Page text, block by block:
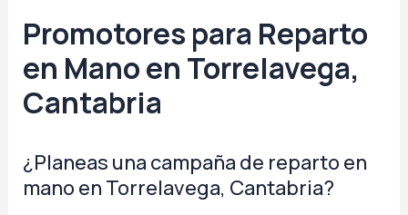
Promotores para Reparto
en Mano en Torrelavega,
Cantabria
¿Planeas una campaña de reparto en
mano en Torrelavega, Cantabria?